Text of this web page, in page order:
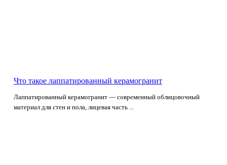
Что такое лаппатированный керамогранит
Лаппатированный керамогранит — современный облицовочный
материал для стен и пола, лицевая часть ...